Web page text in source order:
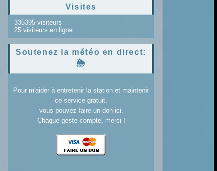
Visites
335395 visiteurs
25 visiteurs en ligne
Soutenez la météo en direct:
🌦️
Pour m'aider à entretenir la station et maintenir
ce service gratuit,
vous pouvez faire un don ici.
Chaque geste compte, merci !